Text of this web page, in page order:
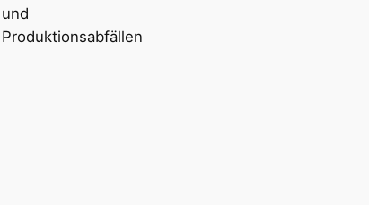
und
Produktionsabfällen